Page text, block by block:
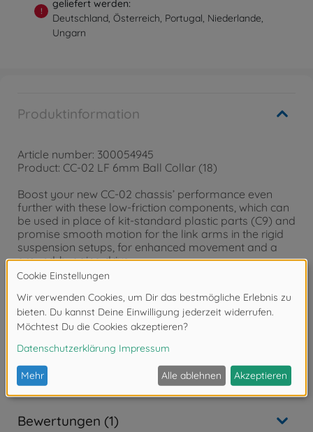
!
geliefert werden:
Deutschland, Österreich, Portugal, Niederlande,
Ungarn
Produktinformation
Article number: 300054945
Product: CC-02 LF 6mm Ball Collar (18)
Boost your new CC-02 chassis’ performance even
further with these low-friction components, which can
be used in place of kit-standard plastic parts (C9) and
promise smooth motion for the link arms in the rigid
suspension setups, for enhanced movement and a
ground-hugging drive.
• Low-Friction 6mm Ball Collars x18
• These are durable steel components with a low-
friction plated surface for minimal friction.
in the steering linkage and battery plate.
• Compatible with CC-02 chassis cars.
Bewertungen (1)